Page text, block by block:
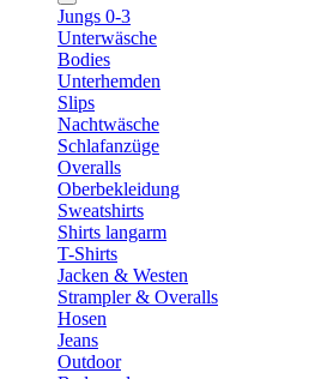
Jungs 0-3
Unterwäsche
Bodies
Unterhemden
Slips
Nachtwäsche
Schlafanzüge
Overalls
Oberbekleidung
Sweatshirts
Shirts langarm
T-Shirts
Jacken & Westen
Strampler & Overalls
Hosen
Jeans
Outdoor